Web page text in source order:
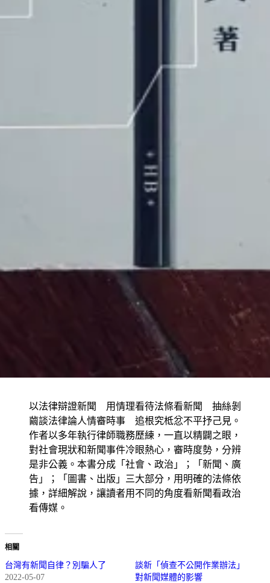
以法律辯證新聞 用情理看待法條看新聞 抽絲剝
繭談法律論人情審時事 追根究柢忿不平抒己見。
作者以多年執行律師職務歷練，一直以精闢之眼，
對社會現狀和新聞事件冷眼熱心，審時度勢，分辨
是非公義。本書分成「社會、政治」；「新聞、廣
告」；「圖書、出版」三大部分，用明確的法條依
據，詳細解說，讓讀者用不同的角度看新聞看政治
看傳媒。
相關
台灣有新聞自律？別騙人了
2022-05-07
談新「偵查不公開作業辦法」
對新聞媒體的影響